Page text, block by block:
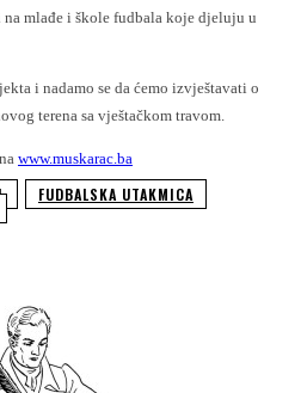
mlađe i škole fudbala koje djeluju u
i nadamo se da ćemo izvještavati o
terena sa vještačkom travom.
www.muskarac.ba
FUDBALSKA UTAKMICA